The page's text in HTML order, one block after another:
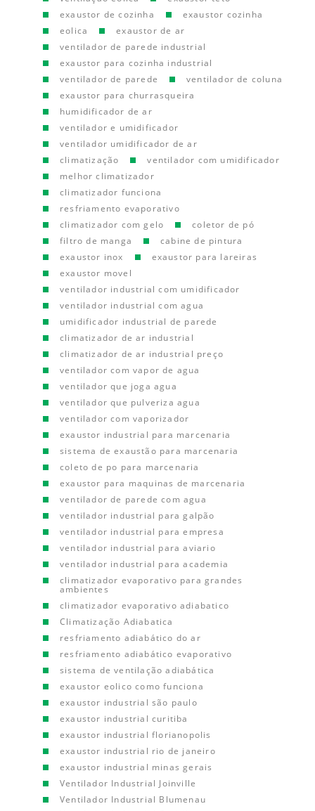
exaustor de cozinha
exaustor cozinha
eolica
exaustor de ar
ventilador de parede industrial
exaustor para cozinha industrial
ventilador de parede
ventilador de coluna
exaustor para churrasqueira
humidificador de ar
ventilador e umidificador
ventilador umidificador de ar
climatização
ventilador com umidificador
melhor climatizador
climatizador funciona
resfriamento evaporativo
climatizador com gelo
coletor de pó
filtro de manga
cabine de pintura
exaustor inox
exaustor para lareiras
exaustor movel
ventilador industrial com umidificador
ventilador industrial com agua
umidificador industrial de parede
climatizador de ar industrial
climatizador de ar industrial preço
ventilador com vapor de agua
ventilador que joga agua
ventilador que pulveriza agua
ventilador com vaporizador
exaustor industrial para marcenaria
sistema de exaustão para marcenaria
coleto de po para marcenaria
exaustor para maquinas de marcenaria
ventilador de parede com agua
ventilador industrial para galpão
ventilador industrial para empresa
ventilador industrial para aviario
ventilador industrial para academia
climatizador evaporativo para grandes
ambientes
climatizador evaporativo adiabatico
Climatização Adiabatica
resfriamento adiabático do ar
resfriamento adiabático evaporativo
sistema de ventilação adiabática
exaustor eolico como funciona
exaustor industrial são paulo
exaustor industrial curitiba
exaustor industrial florianopolis
exaustor industrial rio de janeiro
exaustor industrial minas gerais
Ventilador Industrial Joinville
Ventilador Industrial Blumenau